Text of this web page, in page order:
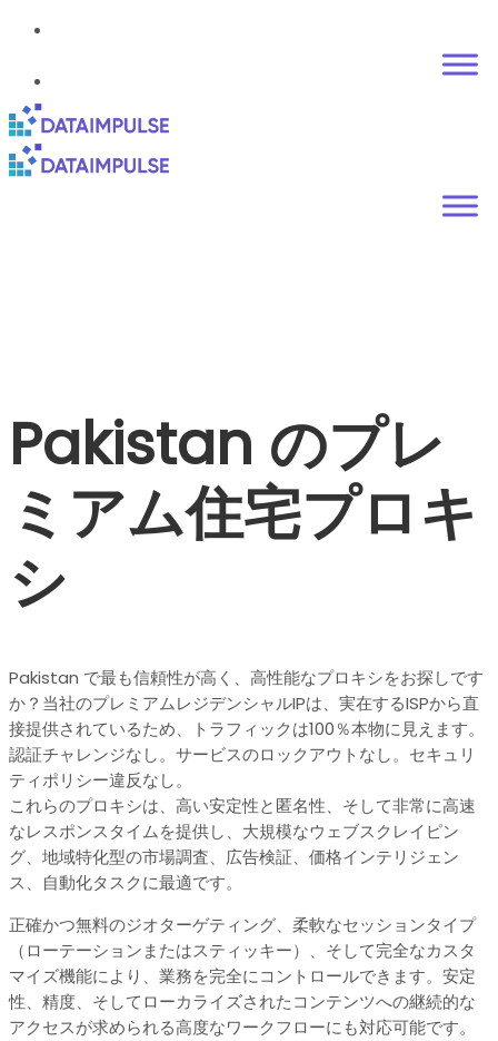
Pakistan のプレ
ミアム住宅プロキ
シ
Pakistan で最も信頼性が高く、高性能なプロキシをお探しです
か？当社のプレミアムレジデンシャルIPは、実在するISPから直
接提供されているため、トラフィックは100％本物に見えます。
認証チャレンジなし。サービスのロックアウトなし。セキュリ
ティポリシー違反なし。
これらのプロキシは、高い安定性と匿名性、そして非常に高速
なレスポンスタイムを提供し、大規模なウェブスクレイピン
グ、地域特化型の市場調査、広告検証、価格インテリジェン
ス、自動化タスクに最適です。
正確かつ無料のジオターゲティング、柔軟なセッションタイプ
（ローテーションまたはスティッキー）、そして完全なカスタ
マイズ機能により、業務を完全にコントロールできます。安定
性、精度、そしてローカライズされたコンテンツへの継続的な
アクセスが求められる高度なワークフローにも対応可能です。